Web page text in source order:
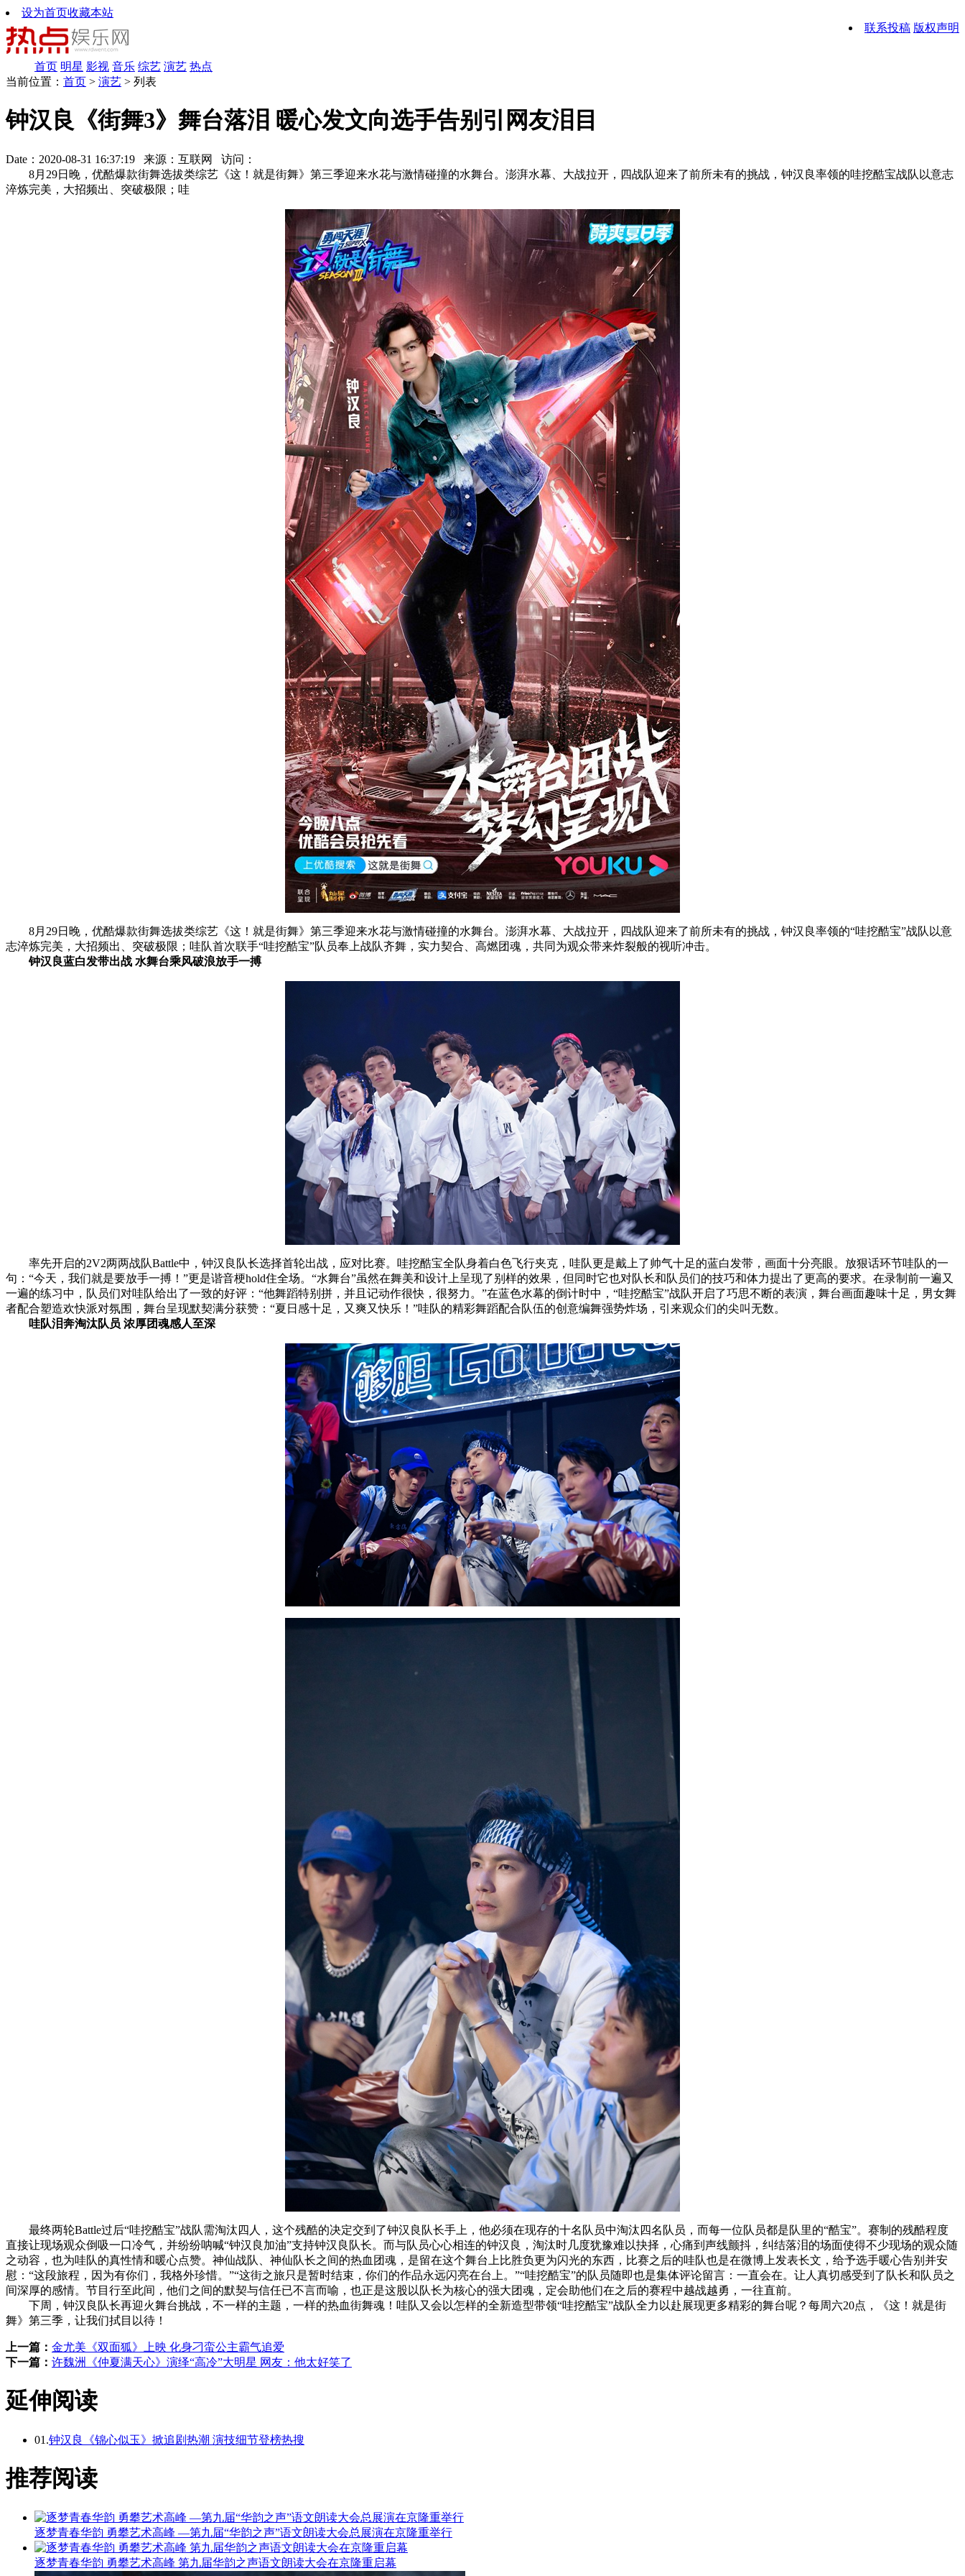
设为首页收藏本站
联系投稿 版权声明
首页 明星 影视 音乐 综艺 演艺 热点
当前位置： 首页 > 演艺 > 列表
钟汉良《街舞3》舞台落泪 暖心发文向选手告别引网友泪目
Date：2020-08-31 16:37:19 来源：互联网 访问：
8月29日晚，优酷爆款街舞选拔类综艺《这！就是街舞》第三季迎来水花与激情碰撞的水舞台。澎湃水幕、大战拉开，四战队迎来了前所未有的挑战，钟汉良率领的哇挖酷宝战队以意志
淬炼完美，大招频出、突破极限；哇
8月29日晚，优酷爆款街舞选拔类综艺《这！就是街舞》第三季迎来水花与激情碰撞的水舞台。澎湃水幕、大战拉开，四战队迎来了前所未有的挑战，钟汉良率领的“哇挖酷宝”战队以意
志淬炼完美，大招频出、突破极限；哇队首次联手“哇挖酷宝”队员奉上战队齐舞，实力契合、高燃团魂，共同为观众带来炸裂般的视听冲击。
钟汉良蓝白发带出战 水舞台乘风破浪放手一搏
率先开启的2V2两两战队Battle中，钟汉良队长选择首轮出战，应对比赛。哇挖酷宝全队身着白色飞行夹克，哇队更是戴上了帅气十足的蓝白发带，画面十分亮眼。放狠话环节哇队的一
句：“今天，我们就是要放手一搏！”更是谐音梗hold住全场。“水舞台”虽然在舞美和设计上呈现了别样的效果，但同时它也对队长和队员们的技巧和体力提出了更高的要求。在录制前一遍又
一遍的练习中，队员们对哇队给出了一致的好评：“他舞蹈特别拼，并且记动作很快，很努力。”在蓝色水幕的倒计时中，“哇挖酷宝”战队开启了巧思不断的表演，舞台画面趣味十足，男女舞
者配合塑造欢快派对氛围，舞台呈现默契满分获赞：“夏日感十足，又爽又快乐！”哇队的精彩舞蹈配合队伍的创意编舞强势炸场，引来观众们的尖叫无数。
哇队泪奔淘汰队员 浓厚团魂感人至深
最终两轮Battle过后“哇挖酷宝”战队需淘汰四人，这个残酷的决定交到了钟汉良队长手上，他必须在现存的十名队员中淘汰四名队员，而每一位队员都是队里的“酷宝”。赛制的残酷程度
直接让现场观众倒吸一口冷气，并纷纷呐喊“钟汉良加油”支持钟汉良队长。而与队员心心相连的钟汉良，淘汰时几度犹豫难以抉择，心痛到声线颤抖，纠结落泪的场面使得不少现场的观众随
之动容，也为哇队的真性情和暖心点赞。神仙战队、神仙队长之间的热血团魂，是留在这个舞台上比胜负更为闪光的东西，比赛之后的哇队也是在微博上发表长文，给予选手暖心告别并安
慰：“这段旅程，因为有你们，我格外珍惜。”“这街之旅只是暂时结束，你们的作品永远闪亮在台上。”“哇挖酷宝”的队员随即也是集体评论留言：一直会在。让人真切感受到了队长和队员之
间深厚的感情。节目行至此间，他们之间的默契与信任已不言而喻，也正是这股以队长为核心的强大团魂，定会助他们在之后的赛程中越战越勇，一往直前。
下周，钟汉良队长再迎火舞台挑战，不一样的主题，一样的热血街舞魂！哇队又会以怎样的全新造型带领“哇挖酷宝”战队全力以赴展现更多精彩的舞台呢？每周六20点，《这！就是街
舞》第三季，让我们拭目以待！
上一篇： 金尤美《双面狐》上映 化身刁蛮公主霸气追爱
下一篇： 许魏洲《仲夏满天心》演绎“高冷”大明星 网友：他太好笑了
延伸阅读
01.钟汉良《锦心似玉》掀追剧热潮 演技细节登榜热搜
推荐阅读
逐梦青春华韵 勇攀艺术高峰 —第九届“华韵之声”语文朗读大会总展演在京隆重举行
逐梦青春华韵 勇攀艺术高峰 第九届华韵之声语文朗读大会在京隆重启幕